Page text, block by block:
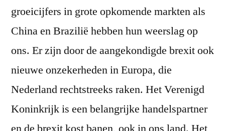
groeicijfers in grote opkomende markten als
China en Brazilië hebben hun weerslag op
ons. Er zijn door de aangekondigde brexit ook
nieuwe onzekerheden in Europa, die
Nederland rechtstreeks raken. Het Verenigd
Koninkrijk is een belangrijke handelspartner